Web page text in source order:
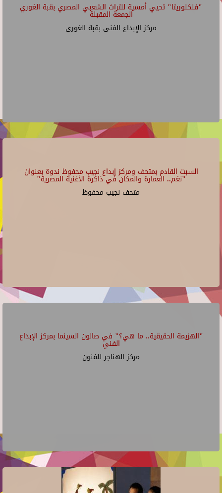
"فلكلوريتا" تحيي أمسية للتراث الشعبي المصري بقبة الغوري
الجمعة المقبلة
مركز الإبداع الفنى بقبة الغورى
السبت القادم بمتحف ومركز إبداع نجيب محفوظ ندوة بعنوان
"نغم.. العمارة والمكان في ذاكرة الأغنية المصرية"
متحف نجيب محفوظ
"الهزيمة الحقيقية.. ما هي؟" في صالون السينما بمركز الإبداع
الفني
مركز الهناجر للفنون